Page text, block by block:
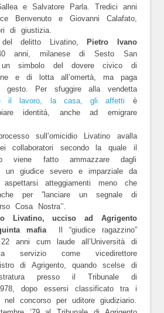
e Salvatore Parla. Tredici anni
Benvenuto e Giovanni Calafato,
di giustizia.
del delitto Livatino,
Pietro Ivano
anni, milanese di Sesto San
un simbolo del dovere civico di
e di lotta all’omertà, ma paga
Per sfuggire alla vendetta
il lavoro, la casa, gli affetti è
identità, anche ad emigrare
sull’omicidio Livatino avalla
collaboratori secondo la quale il
viene fatto ammazzare dagli
un giudice severo e imparziale da
atteggiamenti meno che
per ”lanciare un segnale di
Cosa Nostra’’.
Livatino, ucciso ad Agrigento
mafia
Il “giudice ragazzino”
anni cum laude all’Università di
servizio come vicedirettore
di Agrigento, quando scelse di
presso il Tribunale di
dopo essersi classificato tra i
nel concorso per uditore giudiziario.